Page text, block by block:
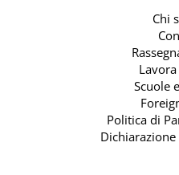
Chi
Scuole
Politica di